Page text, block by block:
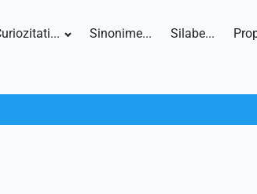
Sinonime... Silabe...